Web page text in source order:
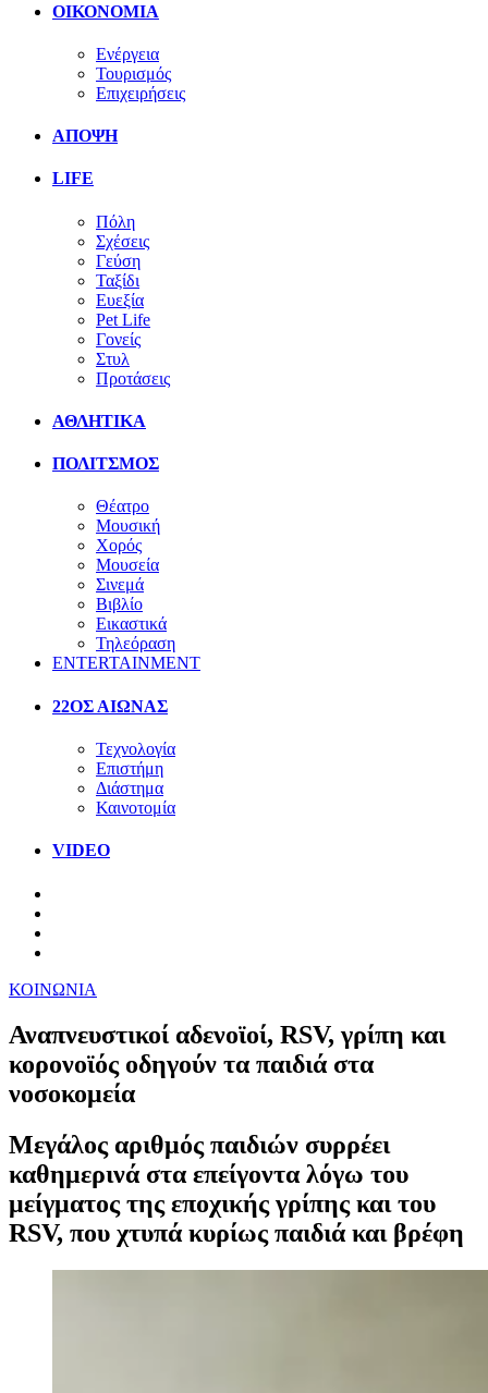
ΟΙΚΟΝΟΜΙΑ
Ενέργεια
Τουρισμός
Επιχειρήσεις
ΑΠΟΨΗ
LIFE
Πόλη
Σχέσεις
Γεύση
Ταξίδι
Ευεξία
Pet Life
Γονείς
Στυλ
Προτάσεις
ΑΘΛΗΤΙΚΑ
ΠΟΛΙΤΣΜΟΣ
Θέατρο
Μουσική
Χορός
Μουσεία
Σινεμά
Βιβλίο
Εικαστικά
Τηλεόραση
ENTERTAINMENT
22ΟΣ ΑΙΩΝΑΣ
Τεχνολογία
Επιστήμη
Διάστημα
Καινοτομία
VIDEO
ΚΟΙΝΩΝΙΑ
Αναπνευστικοί αδενοϊοί, RSV, γρίπη και
κορονοϊός οδηγούν τα παιδιά στα
νοσοκομεία
Μεγάλος αριθμός παιδιών συρρέει
καθημερινά στα επείγοντα λόγω του
μείγματος της εποχικής γρίπης και του
RSV, που χτυπά κυρίως παιδιά και βρέφη